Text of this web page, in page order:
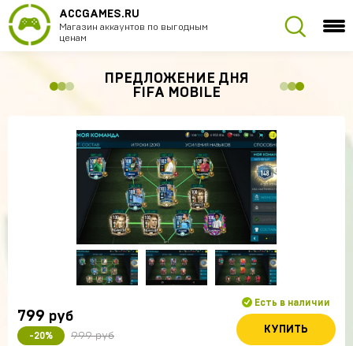
ACCGAMES.RU
Магазин аккаунтов по выгодным
ценам
ПРЕДЛОЖЕНИЕ ДНЯ
FIFA MOBILE
799 руб
-20% 999 руб
Есть в наличии
КУПИТЬ